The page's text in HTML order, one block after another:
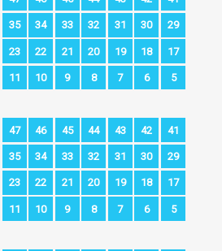
35 34 33 32 31 30 29
23 22 21 20 19 18 17
11 10 9 8 7 6 5
47 46 45 44 43 42 41
35 34 33 32 31 30 29
23 22 21 20 19 18 17
11 10 9 8 7 6 5